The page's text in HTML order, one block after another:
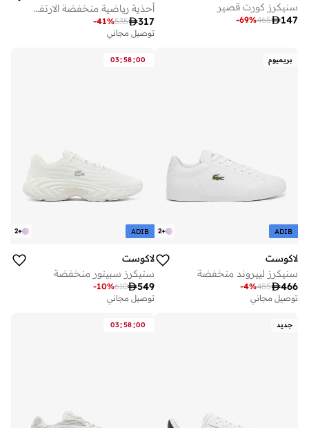
سنيكرز كورت قصير
147
465
-69%
أحذية رياضية منخفضة الارتفاع
317
535
-41%
توصيل مجاني
بريميوم
+
2 ADIB
لاكوست
سنيكرز لييروند منخفضة
466
485
-4%
توصيل مجاني
03:58:00
+
2 ADIB
لاكوست
سنيكرز سبينور منخفضة
549
610
-10%
توصيل مجاني
جديد 03:58:00